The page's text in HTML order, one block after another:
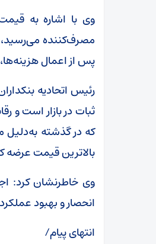
وی با اشاره به
مصرف‌کننده
پس از اعمال هزینه‌ها، با افزایش حدود
رئیس اتحادیه
ثبات در بازار است و
که در گذشته به‌دلیل
بالاترین قیمت عرضه
وی خاطرنشان کرد:
انحصار و بهبود
انتهای پیام/